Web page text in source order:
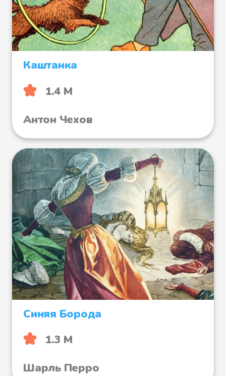
Каштанка
1.4 М
Антон Чехов
Синяя Борода
1.3 М
Шарль Перро